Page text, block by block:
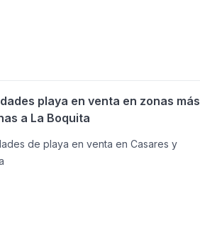
playa en venta en zonas más
a La Boquita
de playa en venta en Casares y